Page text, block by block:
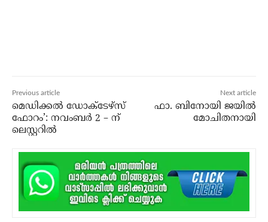
Previous article
മെഡിക്കൽ ഡോക്‌ടേഴ്‌സ്
ഫോറം’: നവംബർ 2 – ന്
ലെസ്റ്ററിൽ
Next article
ഫാ. ബിനോയി ജയില്‍
മോചിതനായി